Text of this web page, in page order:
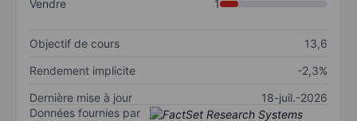
Vendre
1
Objectif de cours
13,6
Rendement implicite
-2,3%
Dernière mise à jour
18-juil.-2026
Données fournies par